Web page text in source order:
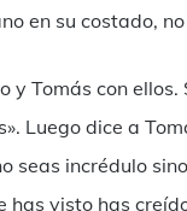
en su costado, no
Tomás con ellos.
Luego dice a
seas incrédulo
has visto has